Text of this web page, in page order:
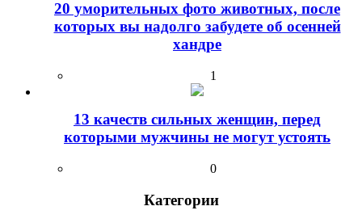
20 уморительных фото животных, после
которых вы надолго забудете об осенней
хандре
1
13 качеств сильных женщин, перед
которыми мужчины не могут устоять
0
Категории